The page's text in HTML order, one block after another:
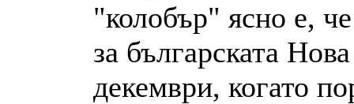
"колобър" ясно е,
за българската
декември, когато